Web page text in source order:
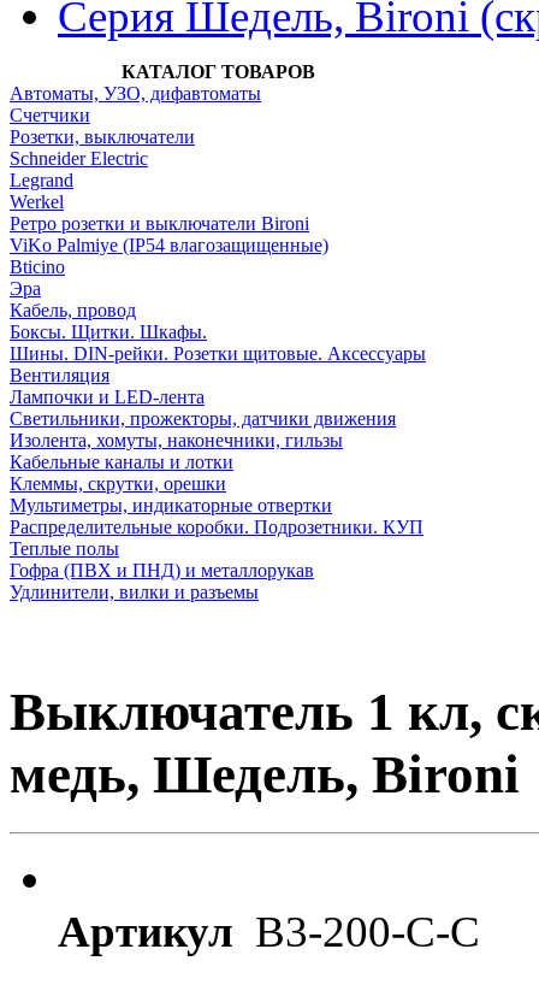
Серия Шедель, Bironi
КАТАЛОГ ТОВАРОВ
Автоматы, УЗО, дифавтоматы
Счетчики
Розетки, выключатели
Schneider Electric
Legrand
Werkel
Ретро розетки и выключатели Bironi
ViKo Palmiye (IP54 влагозащищенные)
Bticino
Эра
Кабель, провод
Боксы. Щитки. Шкафы.
Шины. DIN-рейки. Розетки щитовые. Аксессуары
Вентиляция
Лампочки и LED-лента
Светильники, прожекторы, датчики движения
Изолента, хомуты, наконечники, гильзы
Кабельные каналы и лотки
Клеммы, скрутки, орешки
Мультиметры, индикаторные отвертки
Распределительные коробки. Подрозетники. КУП
Теплые полы
Гофра (ПВХ и ПНД) и металлорукав
Удлинители, вилки и разъемы
Выключатель 1 кл,
медь, Шедель, Bironi
Артикул B3-200-С-С